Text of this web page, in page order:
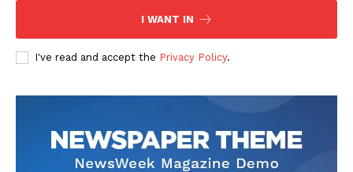
I WANT IN
I've read and accept the Privacy Policy.